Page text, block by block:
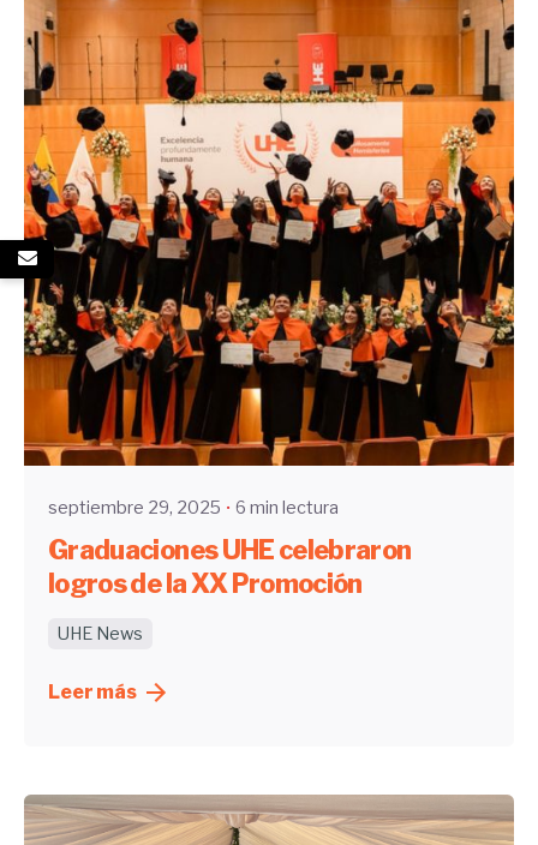
Enviado por
UHE
septiembre 29, 2025 6 min lectura
Graduaciones UHE celebraron
logros de la XX Promoción
UHE News
Leer más